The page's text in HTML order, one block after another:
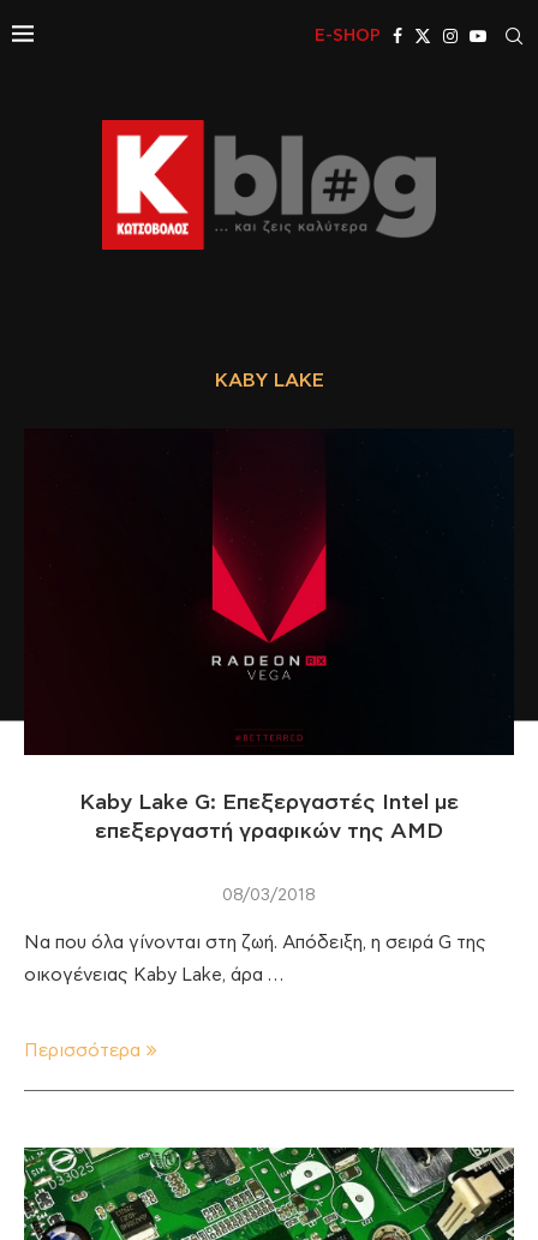
E-SHOP
KABY LAKE
Kaby Lake G: Επεξεργαστές Intel με
επεξεργαστή γραφικών της AMD
08/03/2018
Να που όλα γίνονται στη ζωή. Απόδειξη, η σειρά G της
οικογένειας Kaby Lake, άρα …
Περισσότερα